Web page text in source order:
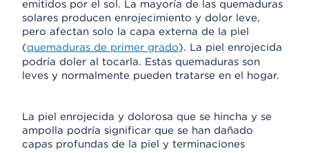
emitidos por el sol. La mayoría de las quemaduras
solares producen enrojecimiento y dolor leve,
pero afectan solo la capa externa de la piel
(quemaduras de primer grado). La piel enrojecida
podría doler al tocarla. Estas quemaduras son
leves y normalmente pueden tratarse en el hogar.
La piel enrojecida y dolorosa que se hincha y se
ampolla podría significar que se han dañado
capas profundas de la piel y terminaciones